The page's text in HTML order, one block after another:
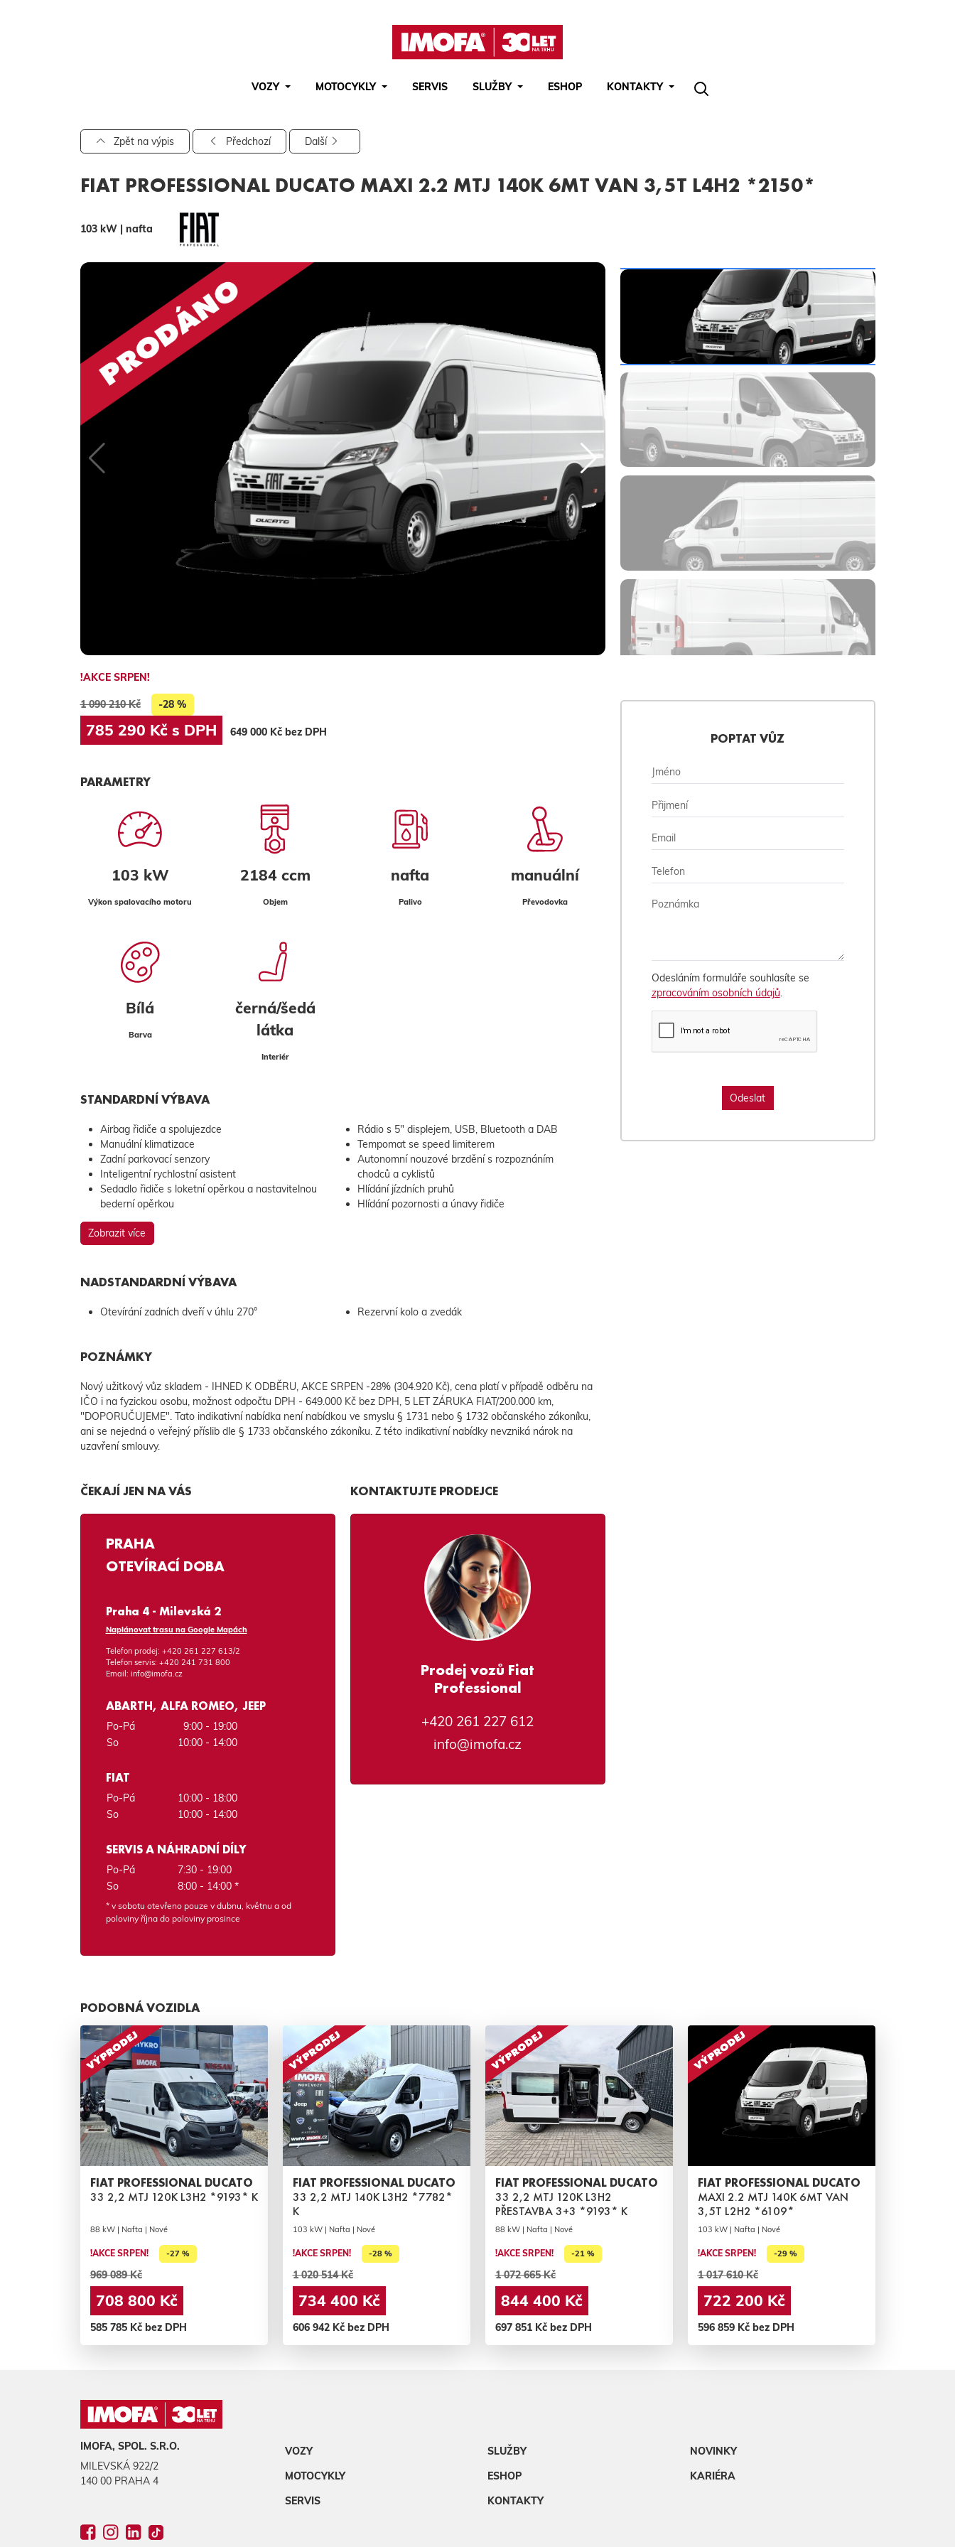
VOZY MOTOCYKLY SERVIS SLUŽBY ESHOP
KONTAKTY
Pro vyhledávání zadejte alespoň 3 znaky.
Zpět na výpis Předchozí Další
FIAT PROFESSIONAL DUCATO MAXI 2.2 MTJ 140K 6MT VAN 3,5T L4H2 *2150*
103 kW | nafta
!AKCE SRPEN!
1 090 210 Kč -28 %
785 290 Kč s DPH 649 000 Kč bez DPH
PARAMETRY
103 kW
Výkon spalovacího motoru
2184 ccm
Objem
nafta
Palivo
manuální
Převodovka
Bílá
Barva
černá/šedá
látka
Interiér
STANDARDNÍ VÝBAVA
Airbag řidiče a spolujezdce
Manuální klimatizace
Zadní parkovací senzory
Inteligentní rychlostní asistent
Sedadlo řidiče s loketní opěrkou a nastavitelnou
bederní opěrkou
Rádio s 5" displejem, USB, Bluetooth a DAB
Tempomat se speed limiterem
Autonomní nouzové brzdění s rozpoznáním
chodců a cyklistů
Hlídání jízdních pruhů
Hlídání pozornosti a únavy řidiče
Zobrazit více
NADSTANDARDNÍ VÝBAVA
Otevírání zadních dveří v úhlu 270° Rezervní kolo a zvedák
POZNÁMKY
Nový užitkový vůz skladem - IHNED K ODBĚRU, AKCE SRPEN -28% (304.920 Kč), cena platí v případě odběru na
IČO i na fyzickou osobu, možnost odpočtu DPH - 649.000 Kč bez DPH, 5 LET ZÁRUKA FIAT/200.000 km,
"DOPORUČUJEME". Tato indikativní nabídka není nabídkou ve smyslu § 1731 nebo § 1732 občanského zákoníku,
ani se nejedná o veřejný příslib dle § 1733 občanského zákoníku. Z této indikativní nabídky nevzniká nárok na
uzavření smlouvy.
ČEKAJÍ JEN NA VÁS
PRAHA
OTEVÍRACÍ DOBA
Praha 4 - Milevská 2
Naplánovat trasu na Google Mapách
Telefon prodej: +420 261 227 613/2
Telefon servis: +420 241 731 800
Email: info@imofa.cz
ABARTH, ALFA ROMEO, JEEP
Po-Pá
9:00 - 19:00
So
10:00 - 14:00
FIAT
Po-Pá
10:00 - 18:00
So
10:00 - 14:00
SERVIS A NÁHRADNÍ DÍLY
Po-Pá
7:30 - 19:00
So
8:00 - 14:00 *
* v sobotu otevřeno pouze v dubnu, květnu a od
poloviny října do poloviny prosince
KONTAKTUJTE PRODEJCE
Prodej vozů Fiat
Professional
+420 261 227 612
info@imofa.cz
POPTAT VŮZ
Odesláním formuláře souhlasíte se
zpracováním osobních údajů.
PODOBNÁ VOZIDLA
FIAT PROFESSIONAL DUCATO
33 2,2 MTJ 120K L3H2 *9193* K
88 kW | Nafta | Nové
!AKCE SRPEN! -27 %
969 089 Kč
708 800 Kč
585 785 Kč bez DPH
FIAT PROFESSIONAL DUCATO
33 2,2 MTJ 140K L3H2 *7782*
K
103 kW | Nafta | Nové
!AKCE SRPEN! -28 %
1 020 514 Kč
734 400 Kč
606 942 Kč bez DPH
FIAT PROFESSIONAL DUCATO
33 2,2 MTJ 120K L3H2
PŘESTAVBA 3+3 *9193* K
88 kW | Nafta | Nové
!AKCE SRPEN! -21 %
1 072 665 Kč
844 400 Kč
697 851 Kč bez DPH
FIAT PROFESSIONAL DUCATO
MAXI 2.2 MTJ 140K 6MT VAN
3,5T L2H2 *6109*
103 kW | Nafta | Nové
!AKCE SRPEN! -29 %
1 017 610 Kč
722 200 Kč
596 859 Kč bez DPH
IMOFA, SPOL. S.R.O.
MILEVSKÁ 922/2
140 00 PRAHA 4
VOZY
MOTOCYKLY
SERVIS
SLUŽBY
ESHOP
KONTAKTY
NOVINKY
KARIÉRA